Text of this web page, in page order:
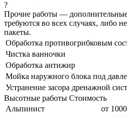
?
Прочие работы —
требуются во всех случаях, либо
пакеты.
Обработка противогрибковым
Чистка ванночки
Обработка антижир
Мойка наружного блока под
Устранение засора дренажной
Высотные работы Стоимость
Альпинист
от